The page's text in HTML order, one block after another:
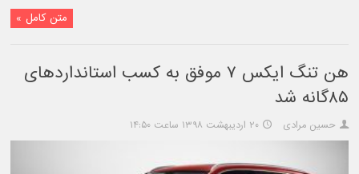
متن کامل »
هن تنگ ایکس ۷ موفق به کسب استانداردهای
۸۵گانه شد
حسین مرادی ۲۰ اردیبهشت ۱۳۹۸ ساعت ۱۴:۵۰